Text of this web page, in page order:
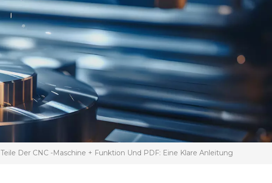
Teile Der CNC -Maschine + Funktion Und PDF: Eine Klare Anleitung